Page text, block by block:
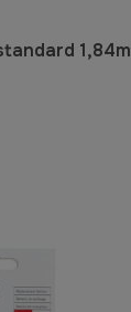
1,84m